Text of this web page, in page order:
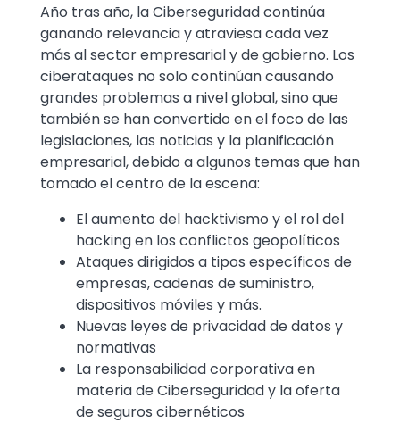
Text
Año tras año, la Ciberseguridad continúa
ganando relevancia y atraviesa cada vez
más al sector empresarial y de gobierno. Los
ciberataques no solo continúan causando
grandes problemas a nivel global, sino que
también se han convertido en el foco de las
legislaciones, las noticias y la planificación
empresarial, debido a algunos temas que han
tomado el centro de la escena:
El aumento del hacktivismo y el rol del
hacking en los conflictos geopolíticos
Ataques dirigidos a tipos específicos de
empresas, cadenas de suministro,
dispositivos móviles y más.
Nuevas leyes de privacidad de datos y
normativas
La responsabilidad corporativa en
materia de Ciberseguridad y la oferta
de seguros cibernéticos